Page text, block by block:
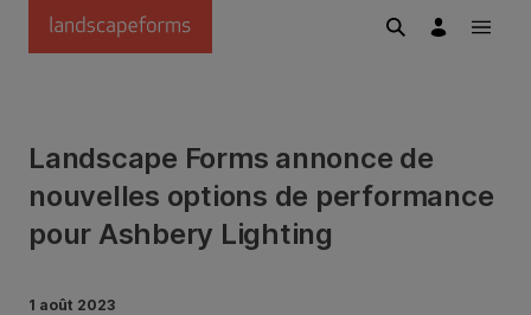
Passer au contenu principal
Landscape Forms annonce de
nouvelles options de performance
pour Ashbery Lighting
1 août 2023